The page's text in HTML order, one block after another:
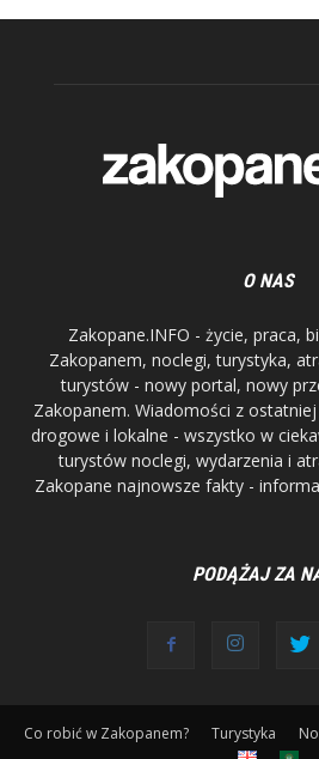
O NAS
Zakopane.INFO - życie, praca,
Zakopanem, noclegi, turystyka,
turystów - nowy portal, nowy
Zakopanem. Wiadomości z
drogowe i lokalne - wszystko w
turystów noclegi, wydarzenia i
Zakopane najnowsze fakty -
PODĄŻAJ ZA
Co robić w Zakopanem? Turystyka